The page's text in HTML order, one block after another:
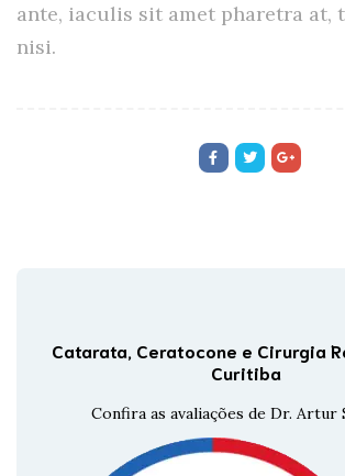
ante, iaculis sit amet pharetra at,
nisi.
Catarata, Ceratocone e Cirurgia
Curitiba
Confira as avaliações de Dr. Artur